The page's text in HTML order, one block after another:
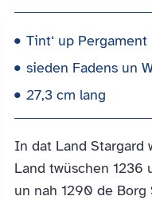
Tint‘ up Pergament
sieden Fadens un
27,3 cm lang
In dat Land Stargard
Land twüschen 1236
un nah 1290 de